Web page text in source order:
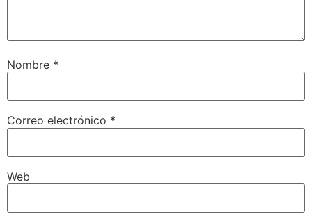
Nombre *
Correo electrónico *
Web